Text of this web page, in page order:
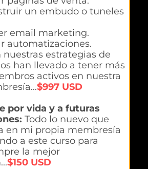
un embudo o tuneles
email marketing.
automatizaciones.
nuestras estrategias de
han llevado a tener más
activos en nuestra
$997 USD
por vida y a futuras
Todo lo nuevo que
en mi propia membresía
a este curso para
la mejor
$150 USD